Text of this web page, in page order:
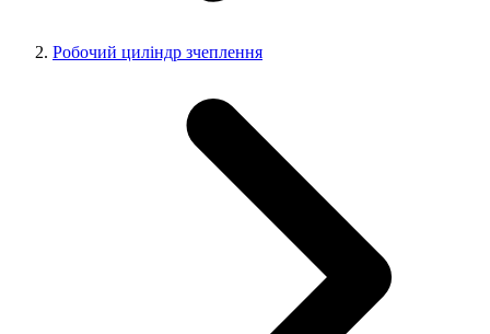
Робочий циліндр зчеплення